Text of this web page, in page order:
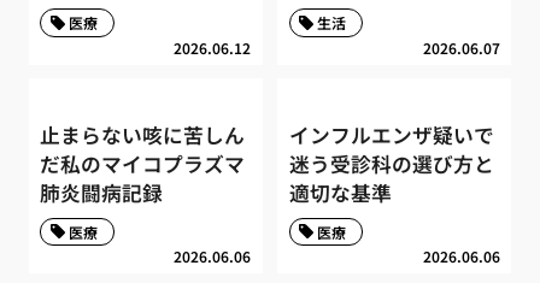
2026.06.12
医療
2026.06.07
生活
止まらない咳に苦しん
だ私のマイコプラズマ
肺炎闘病記録
2026.06.06
医療
インフルエンザ疑いで
迷う受診科の選び方と
適切な基準
2026.06.06
医療